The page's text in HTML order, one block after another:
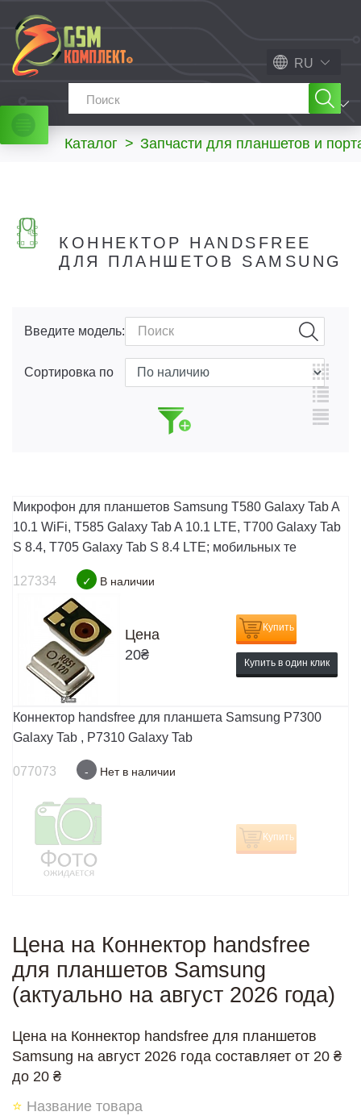
RU
МЕНЮ
Каталог > Запчасти для планшетов и
КОННЕКТОР HANDSFREE
ДЛЯ ПЛАНШЕТОВ SAMSUNG
Введите модель:
Сортировка по
Микрофон для планшетов Samsung T580 Galaxy Tab A
10.1 WiFi, T585 Galaxy Tab A 10.1 LTE, T700 Galaxy Tab
S 8.4, T705 Galaxy Tab S 8.4 LTE; мобильных те
127334 ✓ В наличии
Цена
20₴
Купить
Купить в один клик
Коннектор handsfree для планшета Samsung P7300
Galaxy Tab , P7310 Galaxy Tab
077073 - Нет в наличии
Купить
Цена на Коннектор handsfree
для планшетов Samsung
(актуально на август 2026 года)
Цена на Коннектор handsfree для планшетов
Samsung на август 2026 года составляет от 20 ₴
до 20 ₴
⭐ Название товара